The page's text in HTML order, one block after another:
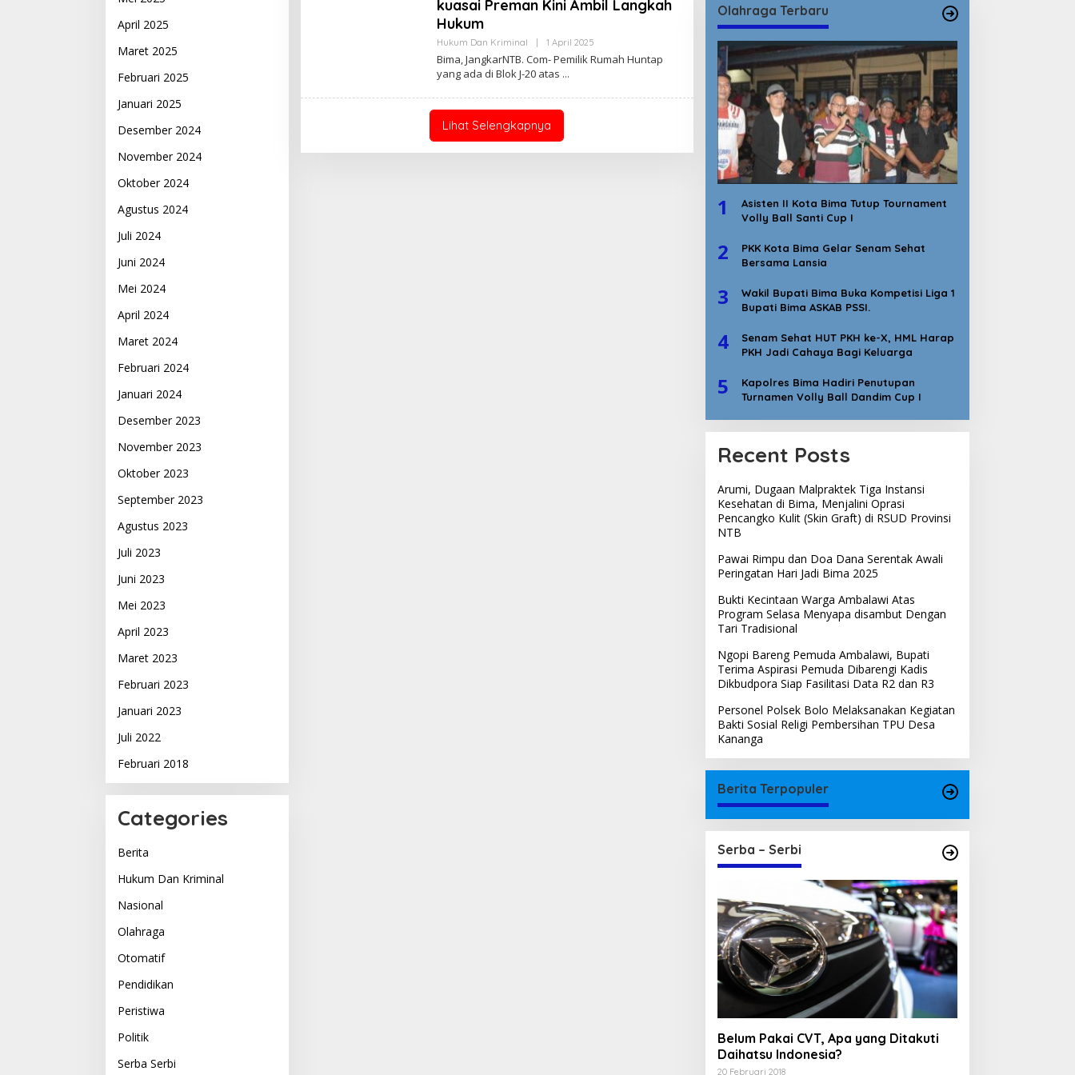
April 2025
Maret 2025
Februari 2025
Januari 2025
Desember 2024
November 2024
Oktober 2024
Agustus 2024
Juli 2024
Juni 2024
Mei 2024
April 2024
Maret 2024
Februari 2024
Januari 2024
Desember 2023
November 2023
Oktober 2023
September 2023
Agustus 2023
Juli 2023
Juni 2023
Mei 2023
April 2023
Maret 2023
Februari 2023
Januari 2023
Juli 2022
Februari 2018
Categories
Berita
Hukum Dan Kriminal
Nasional
Olahraga
Otomatif
Pendidikan
Peristiwa
Politik
Serba Serbi
kuasai Preman Kini Ambil Langkah
Hukum
Hukum Dan Kriminal 1 April 2025Oleh
NTB
Bima, JangkarNTB. Com- Pemilik Rumah Huntap
yang ada di Blok J-20 atas
Lihat Selengkapnya
Olahraga Terbaru
1
Asisten II Kota Bima Tutup Tournament
Volly Ball Santi Cup I
2
PKK Kota Bima Gelar Senam Sehat
Bersama Lansia
3
Wakil Bupati Bima Buka Kompetisi Liga 1
Bupati Bima ASKAB PSSI.
4
Senam Sehat HUT PKH ke-X, HML Harap
PKH Jadi Cahaya Bagi Keluarga
5
Kapolres Bima Hadiri Penutupan
Turnamen Volly Ball Dandim Cup I
Recent Posts
Arumi, Dugaan Malpraktek Tiga Instansi
Kesehatan di Bima, Menjalini Oprasi
Pencangko Kulit (Skin Graft) di RSUD Provinsi
NTB
Pawai Rimpu dan Doa Dana Serentak Awali
Peringatan Hari Jadi Bima 2025
Bukti Kecintaan Warga Ambalawi Atas
Program Selasa Menyapa disambut Dengan
Tari Tradisional
Ngopi Bareng Pemuda Ambalawi, Bupati
Terima Aspirasi Pemuda Dibarengi Kadis
Dikbudpora Siap Fasilitasi Data R2 dan R3
Personel Polsek Bolo Melaksanakan Kegiatan
Bakti Sosial Religi Pembersihan TPU Desa
Kananga
Berita Terpopuler
Serba – Serbi
Belum Pakai CVT, Apa yang Ditakuti
Daihatsu Indonesia?
20 Februari 2018